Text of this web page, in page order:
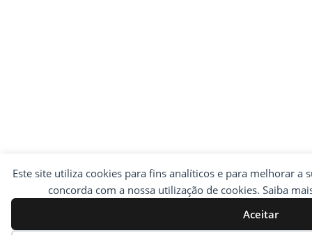
Este site utiliza cookies para fins analíticos e para melhorar a
concorda com a nossa utilização de cookies. Saiba
Aceitar